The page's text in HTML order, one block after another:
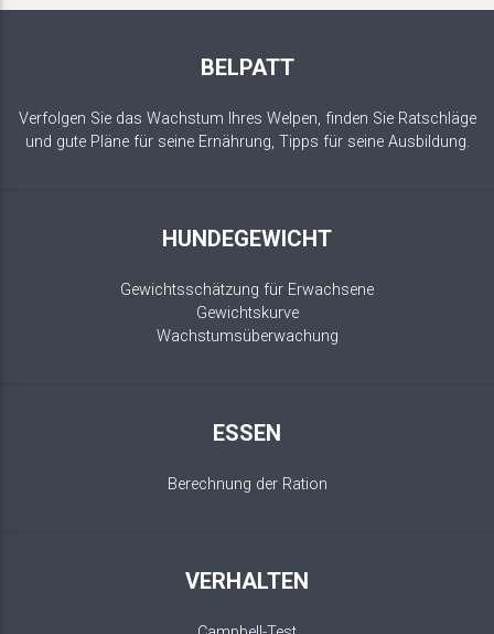
BELPATT
Verfolgen Sie das Wachstum Ihres Welpen, finden Sie Ratschläge
und gute Pläne für seine Ernährung, Tipps für seine Ausbildung.
HUNDEGEWICHT
Gewichtsschätzung für Erwachsene
Gewichtskurve
Wachstumsüberwachung
ESSEN
Berechnung der Ration
VERHALTEN